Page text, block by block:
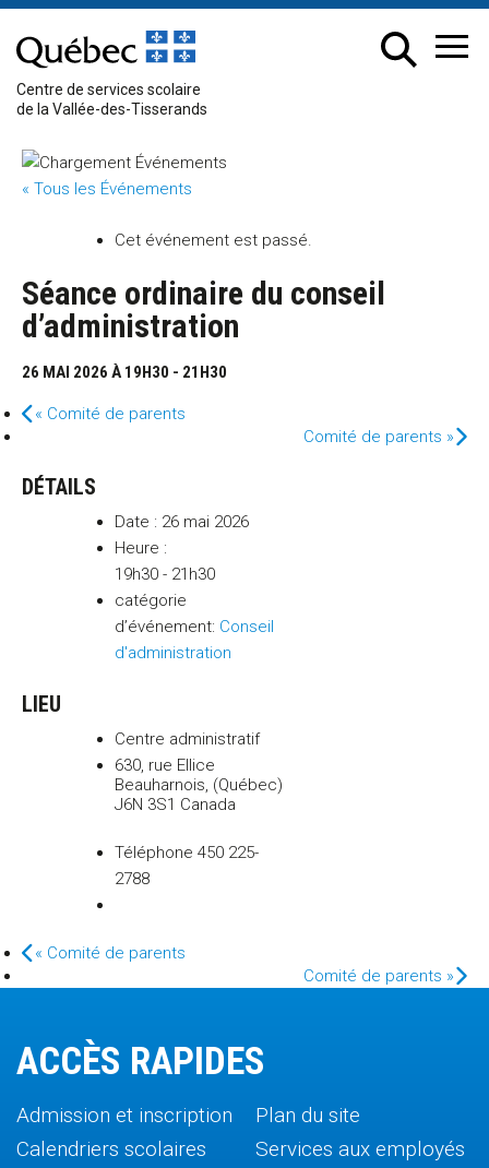
Passer
contenu
Centre de services scolaire
de la Vallée-des-Tisserands
Chercher
Événements
« Tous les Événements
Cet événement est passé.
Séance ordinaire du conseil
d’administration
26 MAI 2026 À 19H30 - 21H30
« Comité de parents
Comité de parents »
DÉTAILS
Date : 26 mai 2026
Heure :
19h30 - 21h30
catégorie
d’événement: Conseil
d'administration
LIEU
Centre administratif
630, rue Ellice
Beauharnois, (Québec)
J6N 3S1 Canada
Téléphone 450 225-
2788
« Comité de parents
Comité de parents »
ACCÈS RAPIDES
Admission et inscription
Calendriers scolaires
Plan du site
Services aux employés